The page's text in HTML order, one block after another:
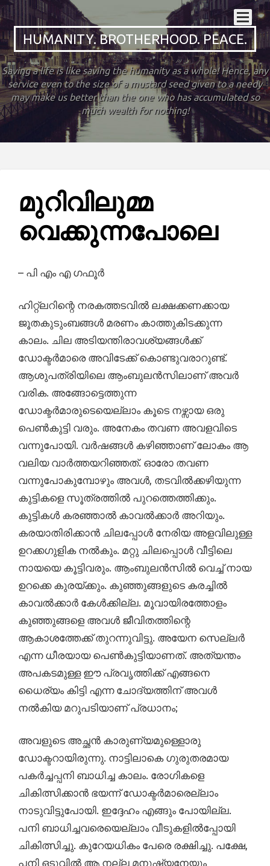
HUMANITY. BROTHERHOOD. PEACE.
Saving a life is like saving the humanity as a whole! Hence, any
service even to the size of a mustard seed given to a needy
may make us better than the one who has accumulated so
much wealth for nothing!
മുറിവിലുമ്മ
വെക്കുന്നപോലെ
– പി എം എ ഗഫൂർ
ഹിറ്റ്ലറിന്റെ നരകത്തടവിൽ ലക്ഷക്കണക്കായ
ജൂതകുടുംബങ്ങൾ മരണം കാത്തുകിടക്കുന്ന
കാലം. ചില അടിയന്തിരാവശ്യങ്ങൾക്ക്‌
ഡോക്ടർമാരെ അവിടേക്ക്‌ കൊണ്ടുവരാറുണ്ട്‌.
ആശുപത്രിയിലെ ആംബുലൻസിലാണ്‌ അവർ
വരിക. അങ്ങോട്ടെത്തുന്ന
ഡോക്ടർമാരുടെയെല്ലാം കൂടെ നഴ്സായ ഒരു
പെൺകുട്ടി വരും. അനേകം തവണ അവളവിടെ
വന്നുപോയി. വർഷങ്ങൾ കഴിഞ്ഞാണ്‌ ലോകം ആ
വലിയ വാർത്തയറിഞ്ഞത്‌. ഓരോ തവണ
വന്നുപോകുമ്പോഴും അവൾ, തടവിൽക്കഴിയുന്ന
കുട്ടികളെ സൂത്രത്തിൽ പുറത്തെത്തിക്കും.
കുട്ടികൾ കരഞ്ഞാൽ കാവൽക്കാർ അറിയും.
കരയാതിരിക്കാൻ ചിലപ്പോൾ നേരിയ അളവിലുള്ള
ഉറക്കഗുളിക നൽകും. മറ്റു ചിലപ്പൊൾ വീട്ടിലെ
നായയെ കൂട്ടിവരും. ആംബുലൻസിൽ വെച്ച്‌ നായ
ഉറക്കെ കുരയ്ക്കും. കുഞ്ഞുങ്ങളുടെ കരച്ചിൽ
കാവൽക്കാർ കേൾക്കില്ല. മൂവായിരത്തോളം
കുഞ്ഞുങ്ങളെ അവൾ ജീവിതത്തിന്റെ
ആകാശത്തേക്ക്‌ തുറന്നുവിട്ടു. അയേന സെല്ലർ
എന്ന ധീരയായ പെൺകുട്ടിയാണത്‌. അത്യന്തം
അപകടമുള്ള ഈ പ്രവൃത്തിക്ക്‌ എങ്ങനെ
ധൈര്യം കിട്ടി എന്ന ചോദ്യത്തിന്‌ അവൾ
നൽകിയ മറുപടിയാണ്‌ പ്രധാനം;
അവളുടെ അച്ഛൻ കാരുണ്യമുള്ളൊരു
ഡോക്ടറായിരുന്നു. നാട്ടിലാകെ ഗുരുതരമായ
പകർച്ചപ്പനി ബാധിച്ച കാലം. രോഗികളെ
ചികിത്സിക്കാൻ ഭയന്ന് ഡോക്ടർമാരെല്ലാം
നാടുവിട്ടുപോയി. ഇദ്ദേഹം എങ്ങും പോയില്ല.
പനി ബാധിച്ചവരെയെല്ലാം വീടുകളിൽപ്പോയി
ചികിത്സിച്ചു. കുറേയധികം പേരെ രക്ഷിച്ചു. പക്ഷേ,
പനി ഒടുവിൽ ആ നല്ല മനുഷ്യനേയും